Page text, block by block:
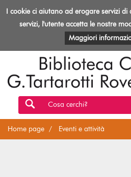
Biblioteca
Rovereto
EVENTI E ATTIVITÀ
Cosa cerchi?
Home page Eventi e attività
I cookie ci aiutano ad erogare servizi
servizi, l'utente accetta le nostre
Maggiori